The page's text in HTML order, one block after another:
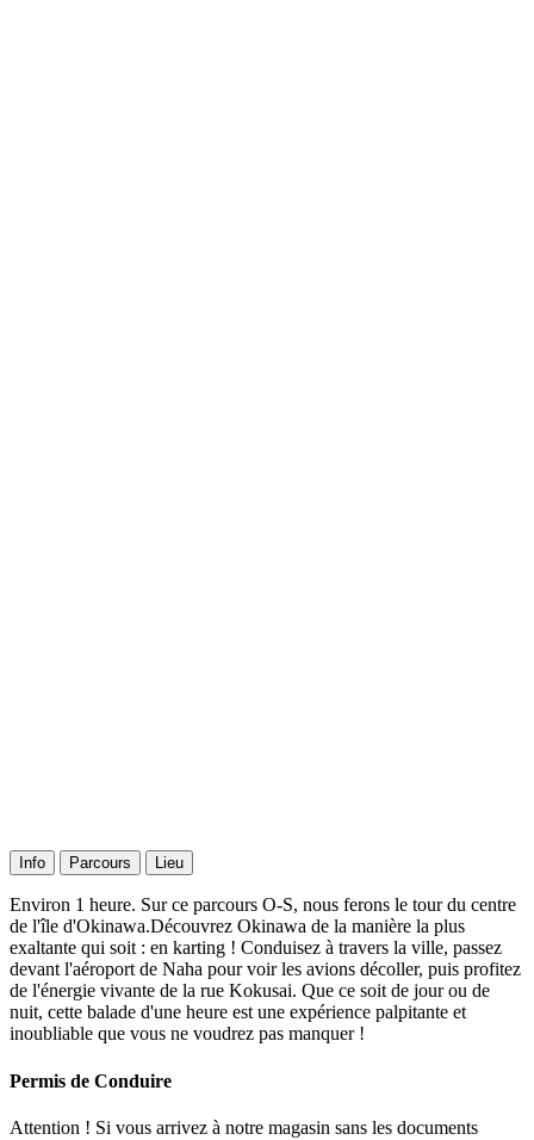
Info Parcours Lieu
Environ 1 heure. Sur ce parcours O-S, nous ferons le tour du centre
de l'île d'Okinawa.Découvrez Okinawa de la manière la plus
exaltante qui soit : en karting ! Conduisez à travers la ville, passez
devant l'aéroport de Naha pour voir les avions décoller, puis profitez
de l'énergie vivante de la rue Kokusai. Que ce soit de jour ou de
nuit, cette balade d'une heure est une expérience palpitante et
inoubliable que vous ne voudrez pas manquer !
Permis de Conduire
Attention ! Si vous arrivez à notre magasin sans les documents